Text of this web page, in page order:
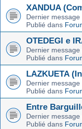
XANDUA
Dernier message
Publié dans
OTEDEGI e
Dernier message
Publié dans
LAZKUETA
Dernier message
Publié dans
Entre
Dernier message
Publié dans